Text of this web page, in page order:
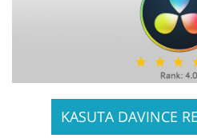
KASUTA DAVINCE